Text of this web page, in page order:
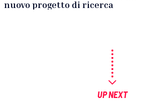
nuovo progetto di ricerca
UP NEXT